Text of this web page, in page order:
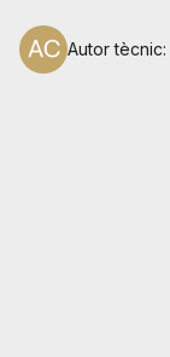
Autor tècnic: